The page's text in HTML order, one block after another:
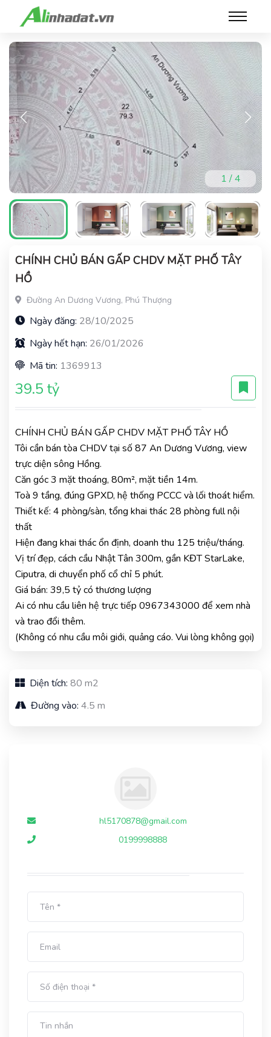
1/4
CHÍNH CHỦ BÁN GẤP CHDV MẶT PHỐ TÂY
HỒ
Đường An Dương Vương, Phú Thượng
Ngày đăng: 28/10/2025
Ngày hết hạn: 26/01/2026
Mã tin: 1369913
39.5 tỷ
CHÍNH CHỦ BÁN GẤP CHDV MẶT PHỐ TÂY HỒ
Tôi cần bán tòa CHDV tại số 87 An Dương Vương, view
trực diện sông Hồng.
Căn góc 3 mặt thoáng, 80m², mặt tiền 14m.
Toà 9 tầng, đúng GPXD, hệ thống PCCC và lối thoát hiểm.
Thiết kế: 4 phòng/sàn, tổng khai thác 28 phòng full nội
thất
Hiện đang khai thác ổn định, doanh thu 125 triệu/tháng.
Vị trí đẹp, cách cầu Nhật Tân 300m, gần KĐT StarLake,
Ciputra, di chuyển phố cổ chỉ 5 phút.
Giá bán: 39,5 tỷ có thương lượng
Ai có nhu cầu liên hệ trực tiếp 0967343000 để xem nhà
và trao đổi thêm.
(Không có nhu cầu môi giới, quảng cáo. Vui lòng không gọi)
Diện tích: 80 m2
Đường vào: 4.5 m
hl5170878@gmail.com
0199998888